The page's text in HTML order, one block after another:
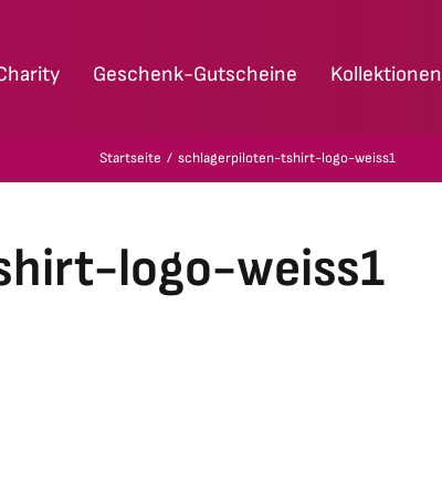
Geschenk-Gutscheine Kollektionen
Startseite schlagerpiloten-tshirt-logo-weiss1
logo-weiss1